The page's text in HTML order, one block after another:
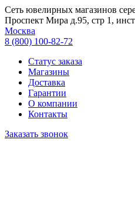
Сеть ювелирных магазинов
Проспект Мира д.95, стр 1,
Москва
8 (800) 100-82-72
Статус заказа
Магазины
Доставка
Гарантии
О компании
Контакты
Заказать звонок